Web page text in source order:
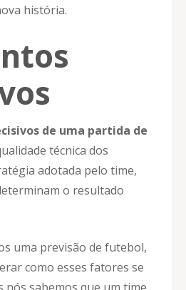
história.
de uma partida de
técnica dos
adotada pelo time,
o resultado
uma previsão de futebol,
como esses fatores se
nós sabemos que um time